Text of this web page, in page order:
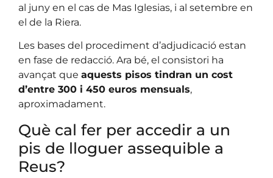
al juny en el cas de Mas Iglesias, i al setembre en
el de la Riera.
Les bases del procediment d’adjudicació estan
en fase de redacció. Ara bé, el consistori ha
avançat que aquests pisos tindran un cost
d’entre 300 i 450 euros mensuals,
aproximadament.
Què cal fer per accedir a un
pis de lloguer assequible a
Reus?